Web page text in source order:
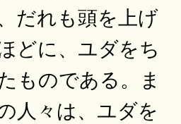
だれも頭を上げ
どに、ユダをち
ものである。ま
人々は、ユダを